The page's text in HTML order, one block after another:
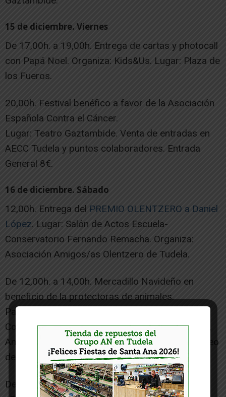
15 de diciembre. Viernes
De 17,00h. a 19,00h. Entrega de cartas y photocall
con Papá Noel. Organiza: Kids&Us. Lugar: Plaza de
los Fueros.
20,00h. Festival benéfico a favor de la Asociación
Española Contra el Cáncer.
Lugar: Teatro Gaztambide. Venta de entradas en
AECC Tudela y puntos colaboradores. Entrada
General 8€.
16 de diciembre. Sábado
12,00h. Entrega del PREMIO OLENTZERO a Daniel
López. Lugar: Salón de Actos Escuela-
Conservatorio Fernando Remacha. Organiza:
Asociación Amigos/as Olentzero de Tudela.
De 12,00h. a 14,00h. Mercadillo Navideño en
beneficio de la protectoras de animales.
Participan: Protectora Ribera Navarra, Centro
Comarcal de Protección Animal, Adopta Navarra,
Animación Tudela, Refugio Muskaria. Lugar: Paseo
del Queiles.
De 11,00h. a 13,00h. Taller cuentacuentos